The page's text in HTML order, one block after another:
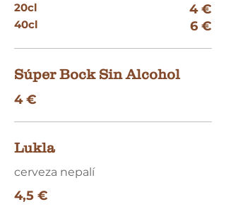
20cl 4 €
40cl 6 €
Súper Bock Sin Alcohol
4 €
Lukla
cerveza nepalí
4,5 €